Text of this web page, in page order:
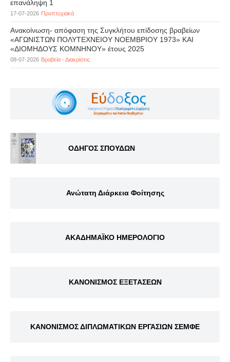
επανάληψη 1
17-07-2026 Προπτυχιακά
Ανακοίνωση- απόφαση της Συγκλήτου επίδοσης βραβείων
«ΑΓΩΝΙΣΤΩΝ ΠΟΛΥΤΕΧΝΕΙΟΥ ΝΟΕΜΒΡΙΟΥ 1973» ΚΑΙ
«ΔΙΟΜΗΔΟΥΣ ΚΟΜΝΗΝΟΥ» έτους 2025
08-07-2026 Βραβεία - Διακρίσεις
ΟΔΗΓΟΣ ΣΠΟΥΔΩΝ
Ανώτατη Διάρκεια Φοίτησης
ΑΚΑΔΗΜΑΪΚΟ ΗΜΕΡΟΛΟΓΙΟ
ΚΑΝΟΝΙΣΜΟΣ ΕΞΕΤΑΣΕΩΝ
ΚΑΝΟΝΙΣΜΟΣ ΔΙΠΛΩΜΑΤΙΚΩΝ ΕΡΓΑΣΙΩΝ ΣΕΜΦΕ